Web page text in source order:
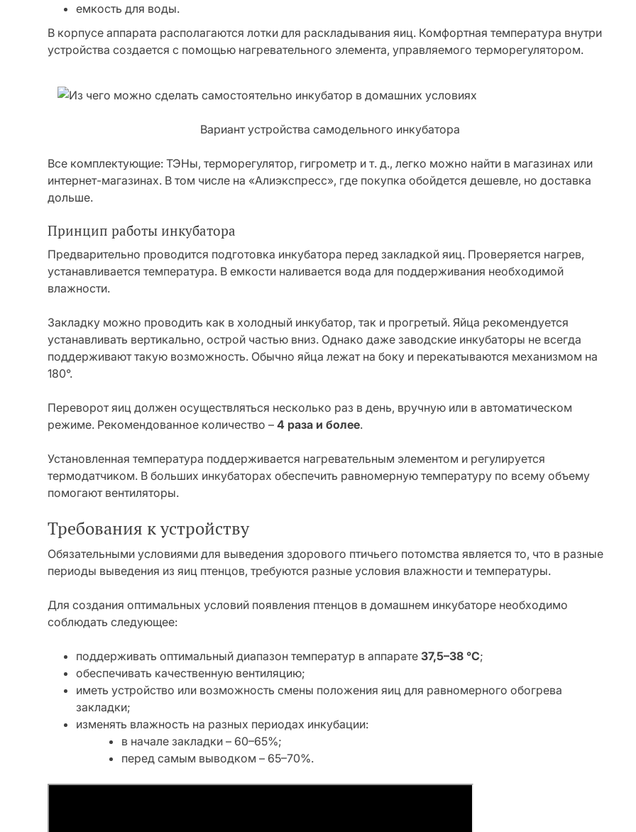
емкость для воды.
В корпусе аппарата располагаются лотки для раскладывания яиц. Комфортная температура внутри
устройства создается с помощью нагревательного элемента, управляемого терморегулятором.
Вариант устройства самодельного инкубатора
Все комплектующие: ТЭНы, терморегулятор, гигрометр и т. д., легко можно найти в магазинах или
интернет-магазинах. В том числе на «Алиэкспресс», где покупка обойдется дешевле, но доставка
дольше.
Принцип работы инкубатора
Предварительно проводится подготовка инкубатора перед закладкой яиц. Проверяется нагрев,
устанавливается температура. В емкости наливается вода для поддерживания необходимой
влажности.
Закладку можно проводить как в холодный инкубатор, так и прогретый. Яйца рекомендуется
устанавливать вертикально, острой частью вниз. Однако даже заводские инкубаторы не всегда
поддерживают такую возможность. Обычно яйца лежат на боку и перекатываются механизмом на
180°.
Переворот яиц должен осуществляться несколько раз в день, вручную или в автоматическом
режиме. Рекомендованное количество – 4 раза и более.
Установленная температура поддерживается нагревательным элементом и регулируется
термодатчиком. В больших инкубаторах обеспечить равномерную температуру по всему объему
помогают вентиляторы.
Требования к устройству
Обязательными условиями для выведения здорового птичьего потомства является то, что в разные
периоды выведения из яиц птенцов, требуются разные условия влажности и температуры.
Для создания оптимальных условий появления птенцов в домашнем инкубаторе необходимо
соблюдать следующее:
поддерживать оптимальный диапазон температур в аппарате 37,5–38 °C;
обеспечивать качественную вентиляцию;
иметь устройство или возможность смены положения яиц для равномерного обогрева
закладки;
изменять влажность на разных периодах инкубации:
в начале закладки – 60–65%;
перед самым выводком – 65–70%.